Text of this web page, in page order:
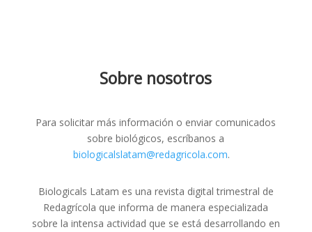
Sobre nosotros
Para solicitar más información o enviar comunicados
sobre biológicos, escríbanos a
biologicalslatam@redagricola.com.
Biologicals Latam es una revista digital trimestral de
Redagrícola que informa de manera especializada
sobre la intensa actividad que se está desarrollando en